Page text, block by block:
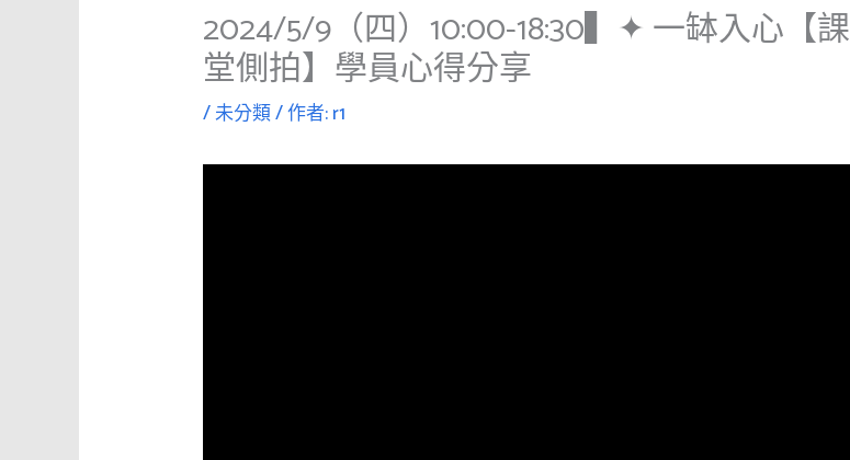
2024/5/9（四）10:00-18:30▍✦ 一缽入心【課
堂側拍】學員心得分享
/未分類/ 作者:r1